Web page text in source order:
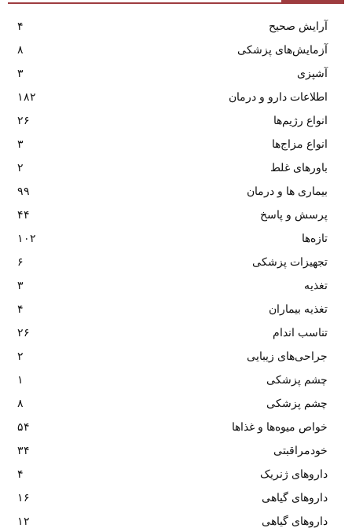
آرایش صحیح
۴
آزمایش‌های پزشکی
۸
آشپزی
۳
اطلاعات دارو و درمان
۱۸۲
انواع رژیم‌ها
۲۶
انواع مزاج‌ها
۳
باورهای غلط
۲
بیماری ها و درمان
۹۹
پرسش و پاسخ
۴۴
تازه‌ها
۱۰۲
تجهیزات پزشکی
۶
تغذیه
۳
تغذیه بیماران
۴
تناسب اندام
۲۶
جراحی‌های زیبایی
۲
چشم پزشکی
۱
چشم پزشکی
۸
خواص میوه‌ها و غذاها
۵۴
خودمراقبتی
۳۴
داروهای ژنریک
۴
داروهای گیاهی
۱۶
داروهای گیاهی
۱۲